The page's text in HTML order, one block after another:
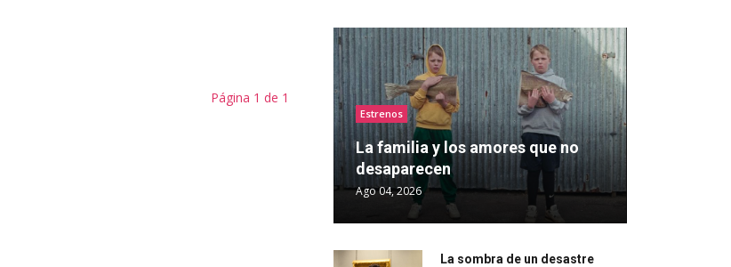
Página 1 de 1
Estrenos
La familia y los amores que no
desaparecen
Ago 04, 2026
La sombra de un desastre